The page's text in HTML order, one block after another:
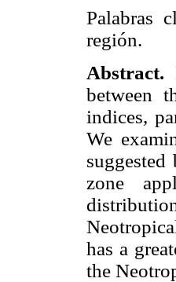
Palabras
región.
Abstract.
between
indices,
We
zone
has a
the